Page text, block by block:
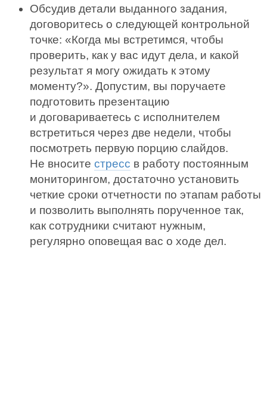
Обсудив детали выданного задания,
договоритесь о следующей контрольной
точке: «Когда мы встретимся, чтобы
проверить, как у вас идут дела, и какой
результат я могу ожидать к этому
моменту?». Допустим, вы поручаете
подготовить презентацию
и договариваетесь с исполнителем
встретиться через две недели, чтобы
посмотреть первую порцию слайдов.
Не вносите стресс в работу постоянным
мониторингом, достаточно установить
четкие сроки отчетности по этапам работы
и позволить выполнять порученное так,
как сотрудники считают нужным,
регулярно оповещая вас о ходе дел.